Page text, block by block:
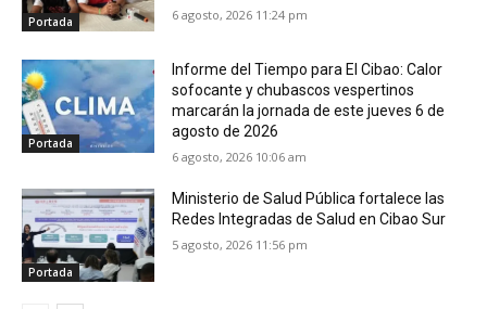
Portada 6 agosto, 2026 11:24 pm
Portada
Informe del Tiempo para El Cibao: Calor
sofocante y chubascos vespertinos
marcarán la jornada de este jueves 6 de
agosto de 2026
6 agosto, 2026 10:06 am
Portada
Ministerio de Salud Pública fortalece las
Redes Integradas de Salud en Cibao Sur
5 agosto, 2026 11:56 pm